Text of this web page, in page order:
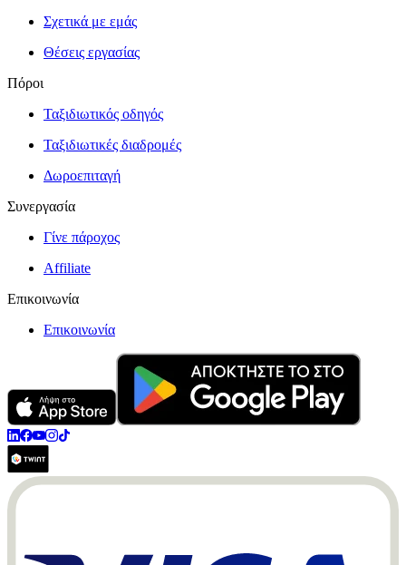
Σχετικά με εμάς
Θέσεις εργασίας
Πόροι
Ταξιδιωτικός οδηγός
Ταξιδιωτικές διαδρομές
Δωροεπιταγή
Συνεργασία
Γίνε πάροχος
Affiliate
Επικοινωνία
Επικοινωνία